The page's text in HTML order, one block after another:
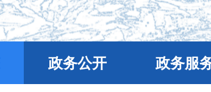
政务公开 政务服